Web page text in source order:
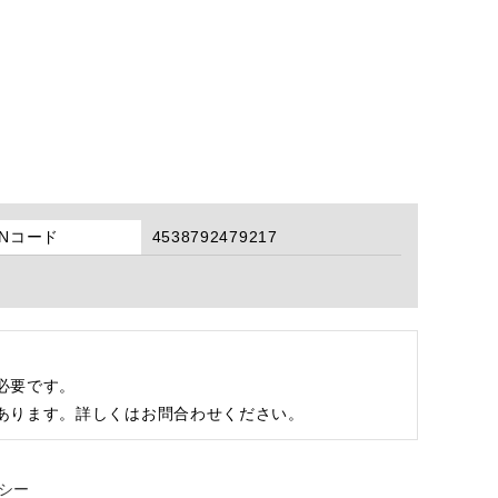
コード 4538792479217
です。
ます。詳しくはお問合わせください。
ー